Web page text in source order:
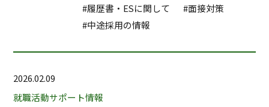
#履歴書・ESに関して
#面接対策
#中途採用の情報
2026.02.09
就職活動サポート情報